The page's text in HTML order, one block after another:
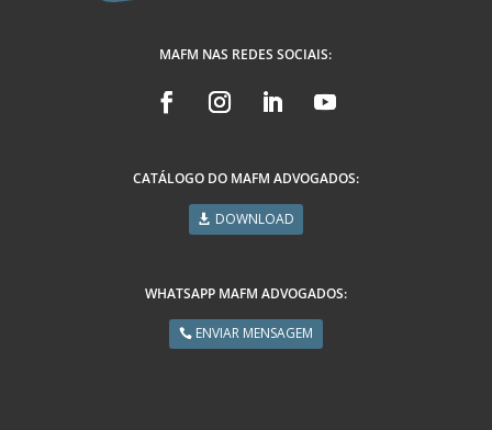
MAFM NAS REDES SOCIAIS:
CATÁLOGO DO MAFM ADVOGADOS:
DOWNLOAD
WHATSAPP MAFM ADVOGADOS:
ENVIAR MENSAGEM